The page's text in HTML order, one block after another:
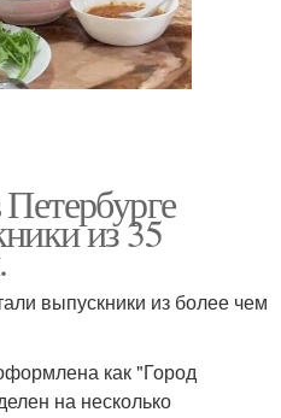
из 35
выпускники из более чем
как "Город
на несколько